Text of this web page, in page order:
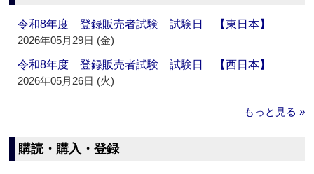
令和8年度 登録販売者試験 試験日 【東日本】
2026年05月29日 (金)
令和8年度 登録販売者試験 試験日 【西日本】
2026年05月26日 (火)
もっと見る »
購読・購入・登録